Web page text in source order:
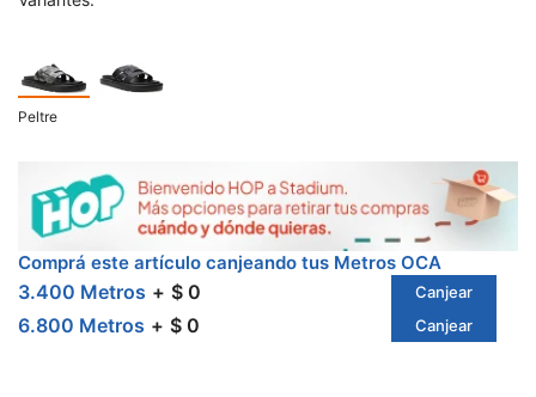
Peltre
Comprá este artículo canjeando tus Metros OCA
3.400 Metros $ 0 Canjear
6.800 Metros $ 0 Canjear